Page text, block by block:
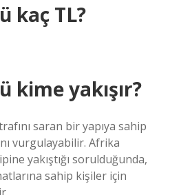
kaç TL?
kime yakışır?
saran bir yapıya sahip
vurgulayabilir. Afrika
yakıştığı sorulduğunda,
sahip kişiler için